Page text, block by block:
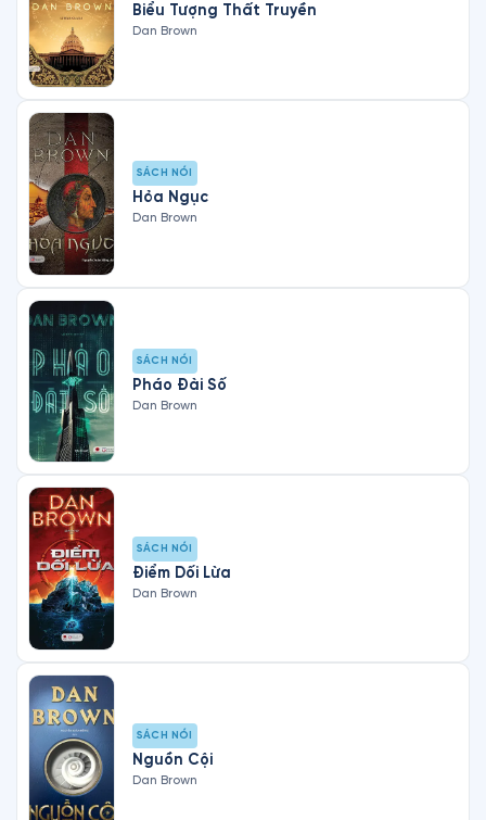
Biểu Tượng Thất Truyền
Dan Brown
SÁCH NÓI
Hỏa Ngục
Dan Brown
SÁCH NÓI
Pháo Đài Số
Dan Brown
SÁCH NÓI
Điểm Dối Lừa
Dan Brown
SÁCH NÓI
Nguồn Cội
Dan Brown